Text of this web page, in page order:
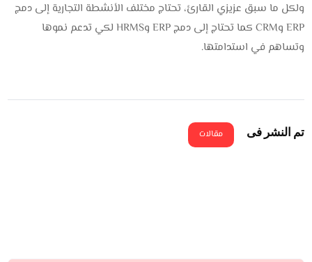
ولكل ما سبق عزيزي القارئ، تحتاج مختلف الأنشطة التجارية إلى دمج
ERP وCRM كما تحتاج إلى دمج ERP وHRMS لكي تدعم نموها
وتساهم في استدامتها.
تم النشر فى مقالات